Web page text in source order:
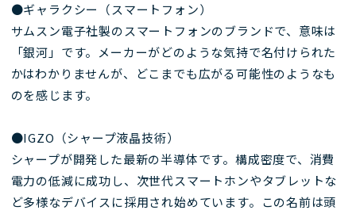
●ギャラクシー（スマートフォン）
サムスン電子社製のスマートフォンのブランドで、意味は
「銀河」です。メーカーがどのような気持で名付けられた
かはわかりませんが、どこまでも広がる可能性のようなも
のを感じます。
●IGZO（シャープ液晶技術）
シャープが開発した最新の半導体です。構成密度で、消費
電力の低減に成功し、次世代スマートホンやタブレットな
ど多様なデバイスに採用され始めています。この名前は頭